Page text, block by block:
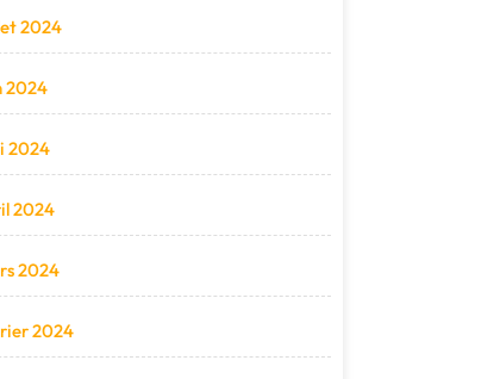
2024
2024
2024
2024
2024
2024